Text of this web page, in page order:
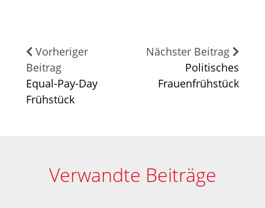
Vorheriger
Beitrag
Equal-Pay-Day
Frühstück
Nächster Beitrag
Politisches
Frauenfrühstück
Verwandte Beiträge